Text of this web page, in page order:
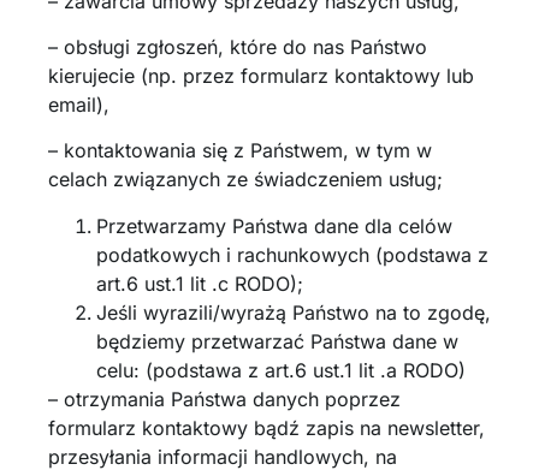
– obsługi zgłoszeń, które do nas Państwo
kierujecie (np. przez formularz kontaktowy lub
email),
– kontaktowania się z Państwem, w tym w
celach związanych ze świadczeniem usług;
Przetwarzamy Państwa dane dla celów
podatkowych i rachunkowych (podstawa z
art.6 ust.1 lit .c RODO);
Jeśli wyrazili/wyrażą Państwo na to zgodę,
będziemy przetwarzać Państwa dane w
celu: (podstawa z art.6 ust.1 lit .a RODO)
– otrzymania Państwa danych poprzez
formularz kontaktowy bądź zapis na newsletter,
przesyłania informacji handlowych, na